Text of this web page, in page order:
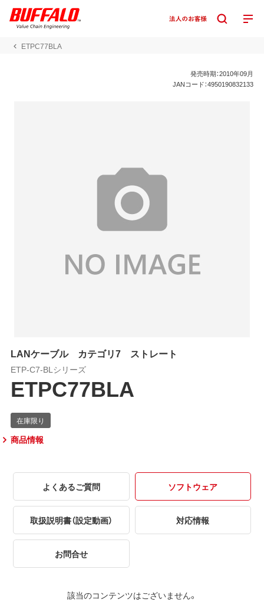
ETPC77BLA
発売時期：2010年09月
JANコード：4950190832133
LANケーブル カテゴリ7 ストレート
ETP-C7-BLシリーズ
ETPC77BLA
商品情報
よくあるご質問 ソフトウェア
取扱説明書（設定動画） 対応情報
お問合せ
該当のコンテンツはございません。